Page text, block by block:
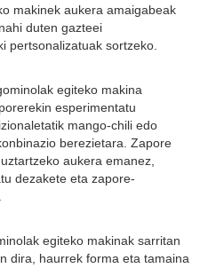
makinek aukera amaigabeak
duten gazteei
pertsonalizatuak sortzeko.
egiteko makina
esperimentatu
mango-chili edo
berezietara. Zapore
aukera emanez,
dezakete eta zapore-
egiteko makinak sarritan
dira, haurrek forma eta tamaina